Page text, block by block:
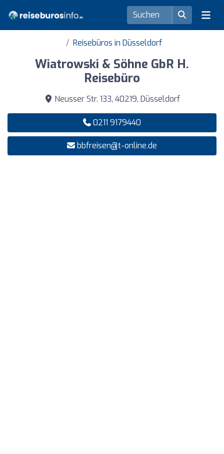
Reisebüros in Düsseldorf
Wiatrowski & Söhne GbR H.
Reisebüro
Neusser Str. 133, 40219, Düsseldorf
0211 9179440
bbfreisen@t-online.de